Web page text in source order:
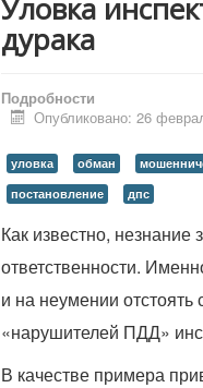
Уловка
дурака
Подробности
Опубликовано: 26
уловка обман
постановление
дпс
Как известно, незнание
ответственности.
и на неумении
«нарушителей ПДД»
В качестве примера